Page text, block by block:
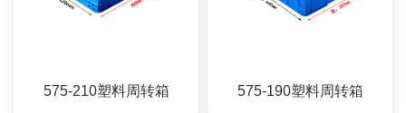
575-210塑料周转箱 575-190塑料周转箱